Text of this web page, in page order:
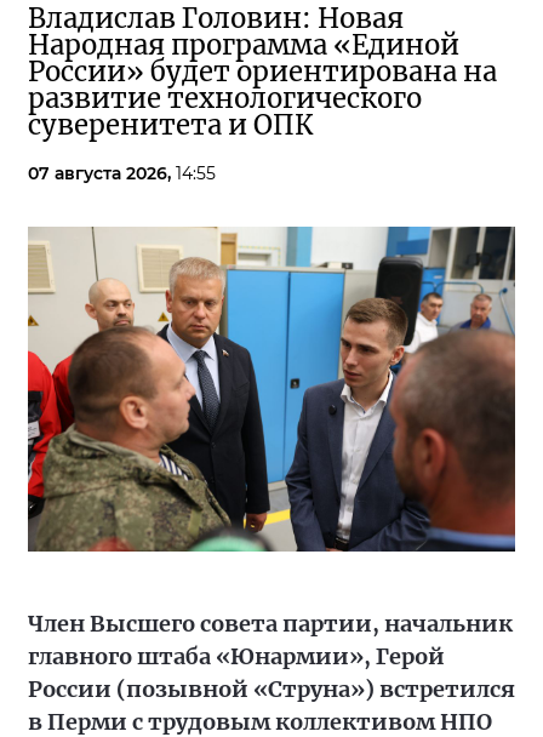
Владислав Головин: Новая
Народная программа «Единой
России» будет ориентирована на
развитие технологического
суверенитета и ОПК
07 августа 2026, 14:55
Член Высшего совета партии, начальник
главного штаба «Юнармии», Герой
России (позывной «Струна») встретился
в Перми с трудовым коллективом НПО